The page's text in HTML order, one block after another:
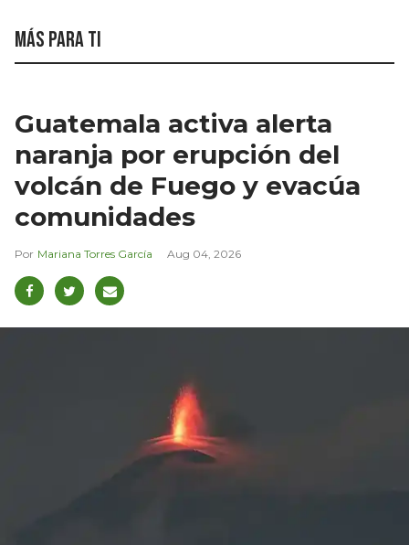
Más para ti
Guatemala activa alerta
naranja por erupción del
volcán de Fuego y evacúa
comunidades
Mariana Torres García Aug 04, 2026